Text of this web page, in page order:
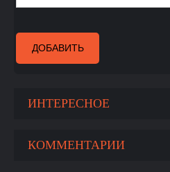
ДОБАВИТЬ
ИНТЕРЕСНОЕ
КОММЕНТАРИИ